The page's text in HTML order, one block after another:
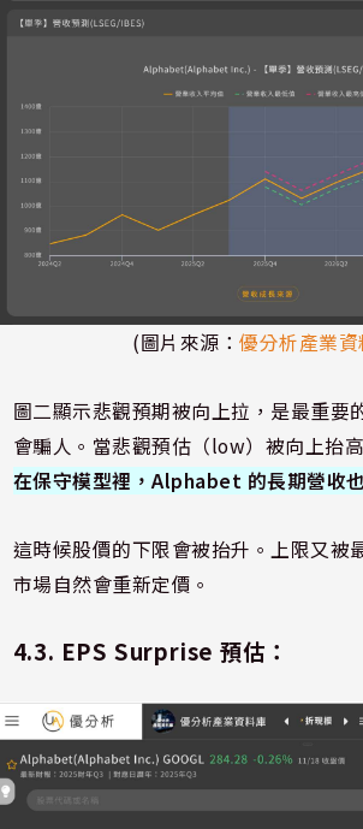
(圖片來源：優分析產業
圖二顯示悲觀預期被向上拉，是最重要
會騙人。當悲觀預估（low）被向上抬
在保守模型裡，Alphabet 的長期營收
這時候股價的下限會被抬升。上限又被
市場自然會重新定價。
4.3. EPS Surprise 預估：